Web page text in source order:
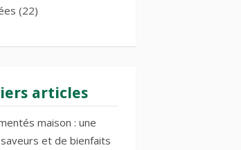
(22)
articles
maison : une
et de bienfaits